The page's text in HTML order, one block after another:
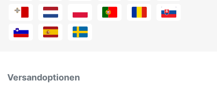
Versandoptionen